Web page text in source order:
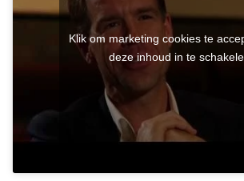
Klik om marketing cookies te
deze inhoud in te